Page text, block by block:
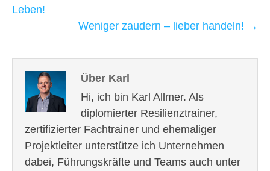
Leben!
Weniger zaudern – lieber handeln! →
Über Karl
Hi, ich bin Karl Allmer. Als
diplomierter Resilienztrainer,
zertifizierter Fachtrainer und ehemaliger
Projektleiter unterstütze ich Unternehmen
dabei, Führungskräfte und Teams auch unter